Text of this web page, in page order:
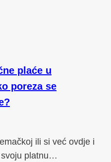
plaće u
poreza se
ili si već ovdje i
platnu…